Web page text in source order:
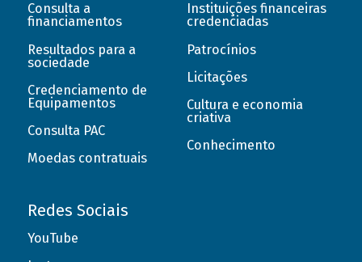
Consulta a
financiamentos
Resultados para a
sociedade
Credenciamento de
Equipamentos
Consulta PAC
Moedas contratuais
Instituições financeiras
credenciadas
Patrocínios
Licitações
Cultura e economia
criativa
Conhecimento
Redes Sociais
YouTube